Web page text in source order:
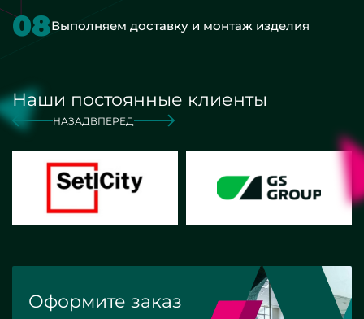
08Выполняем доставку и монтаж изделия
Наши постоянные клиенты
НАЗАД ВПЕРЕД
Оформите заказ